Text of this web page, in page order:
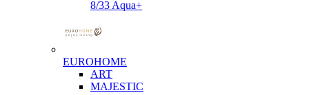
8/33 Aqua+
EUROHOME
ART
MAJESTIC